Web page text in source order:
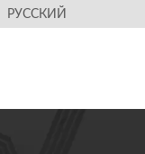
РУССКИЙ